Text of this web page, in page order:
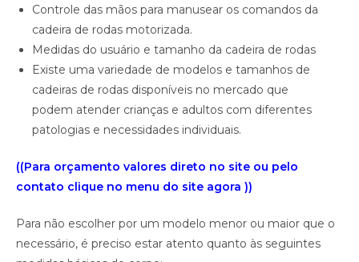
Controle das mãos para manusear os comandos da
cadeira de rodas motorizada.
Medidas do usuário e tamanho da cadeira de rodas
Existe uma variedade de modelos e tamanhos de
cadeiras de rodas disponíveis no mercado que
podem atender crianças e adultos com diferentes
patologias e necessidades individuais.
((Para orçamento valores direto no site ou pelo
contato clique no menu do site agora ))
Para não escolher por um modelo menor ou maior que o
necessário, é preciso estar atento quanto às seguintes